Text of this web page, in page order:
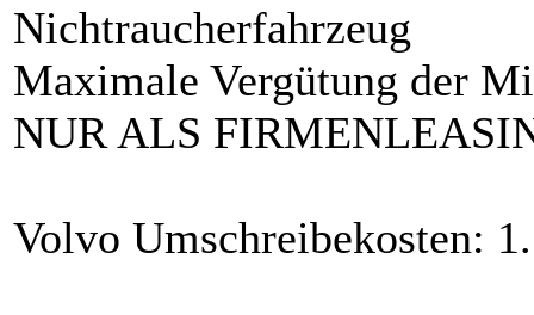
Nichtraucherfahrzeug
Maximale Vergütung der
NUR ALS
Volvo Umschreibekosten: